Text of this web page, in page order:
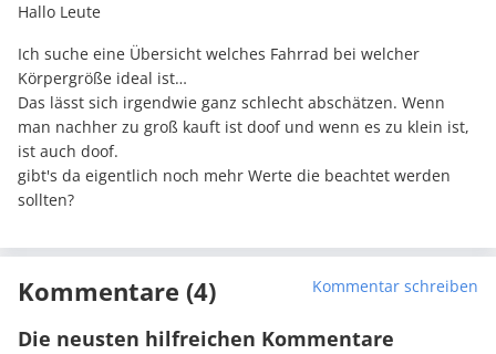
Hallo Leute
Ich suche eine Übersicht welches Fahrrad bei welcher
Körpergröße ideal ist…
Das lässt sich irgendwie ganz schlecht abschätzen. Wenn
man nachher zu groß kauft ist doof und wenn es zu klein ist,
ist auch doof.
gibt's da eigentlich noch mehr Werte die beachtet werden
sollten?
Kommentare (4) Kommentar schreiben
Die neusten hilfreichen Kommentare